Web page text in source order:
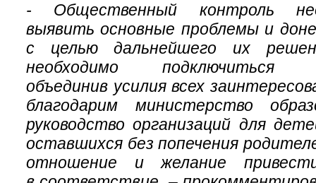
- Общественный контроль
выявить основные проблемы и
с целью дальнейшего их
необходимо подключиться
объединив усилия всех
благодарим министерство
руководство организаций для
оставшихся без попечения
отношение и желание